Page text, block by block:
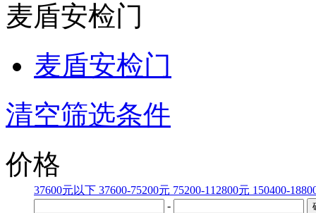
麦盾安检门
麦盾安检门
清空筛选条件
价格
37600元以下 37600-75200元 75200-112800元 150400-
-